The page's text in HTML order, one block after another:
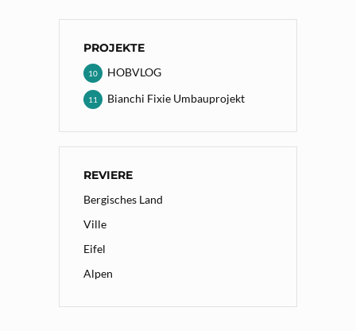
PROJEKTE
HOBVLOG
10
Bianchi Fixie Umbauprojekt
11
REVIERE
Bergisches Land
Ville
Eifel
Alpen